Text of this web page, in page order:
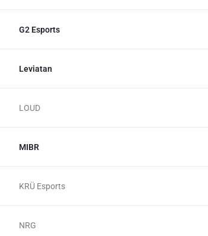
G2 Esports
Leviatan
LOUD
MIBR
KRÜ Esports
NRG